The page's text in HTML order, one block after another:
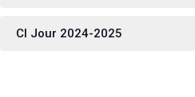
CI Jour 2024-2025